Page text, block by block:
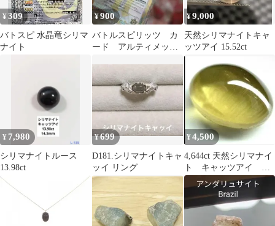
¥309
バトスピ 水晶竜シリマ
ナイト
¥900
バトルスピリッツ カ
ード アルティメッ
¥9,000
天然シリマナイトキャ
ッツアイ 15.52ct
¥ 7,980
シリマナイトルース
13.98ct
¥699
D181.シリマナイトキャ
ッイ リング
¥4,500
4,644ct 天然シリマナイ
ト キャッツアイ ソ
ーティング付き